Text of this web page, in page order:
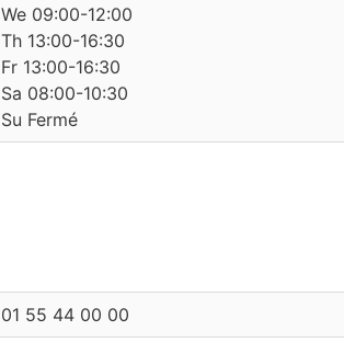
We 09:00-12:00
Th 13:00-16:30
Fr 13:00-16:30
Sa 08:00-10:30
Su Fermé
01 55 44 00 00